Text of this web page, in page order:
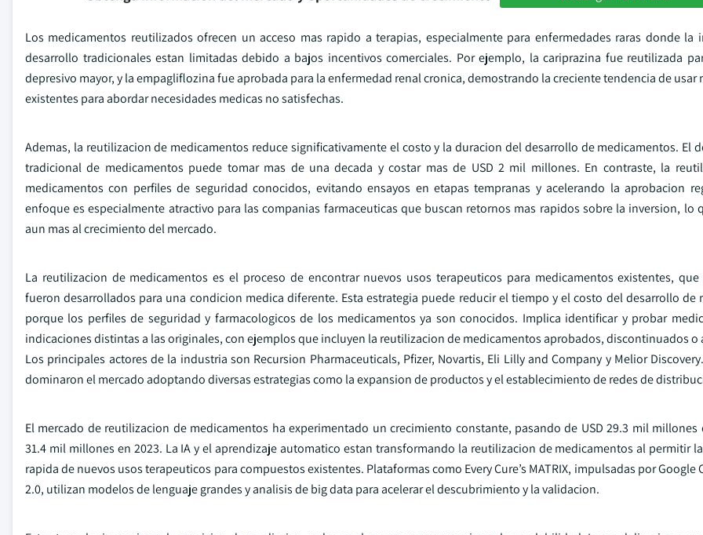
Los medicamentos reutilizados ofrecen un acceso mas rapido a terapias, especialmente para enfermedades raras donde la
desarrollo tradicionales estan limitadas debido a bajos incentivos comerciales. Por ejemplo, la cariprazina fue reutilizada
depresivo mayor, y la empagliflozina fue aprobada para la enfermedad renal cronica, demostrando la creciente tendencia de usar
existentes para abordar necesidades medicas no satisfechas.
Ademas, la reutilizacion de medicamentos reduce significativamente el costo y la duracion del desarrollo de medicamentos. El
tradicional de medicamentos puede tomar mas de una decada y costar mas de USD 2 mil millones. En contraste, la
medicamentos con perfiles de seguridad conocidos, evitando ensayos en etapas tempranas y acelerando la aprobacion
enfoque es especialmente atractivo para las companias farmaceuticas que buscan retornos mas rapidos sobre la inversion, lo
aun mas al crecimiento del mercado.
La reutilizacion de medicamentos es el proceso de encontrar nuevos usos terapeuticos para medicamentos existentes,
fueron desarrollados para una condicion medica diferente. Esta estrategia puede reducir el tiempo y el costo del desarrollo de
porque los perfiles de seguridad y farmacologicos de los medicamentos ya son conocidos. Implica identificar y probar
indicaciones distintas a las originales, con ejemplos que incluyen la reutilizacion de medicamentos aprobados, discontinuados o
Los principales actores de la industria son Recursion Pharmaceuticals, Pfizer, Novartis, Eli Lilly and Company y Melior
dominaron el mercado adoptando diversas estrategias como la expansion de productos y el establecimiento de redes de
El mercado de reutilizacion de medicamentos ha experimentado un crecimiento constante, pasando de USD 29.3 mil millones
31.4 mil millones en 2023. La IA y el aprendizaje automatico estan transformando la reutilizacion de medicamentos al permitir
rapida de nuevos usos terapeuticos para compuestos existentes. Plataformas como Every Cure’s MATRIX, impulsadas por Google
2.0, utilizan modelos de lenguaje grandes y analisis de big data para acelerar el descubrimiento y la validacion.